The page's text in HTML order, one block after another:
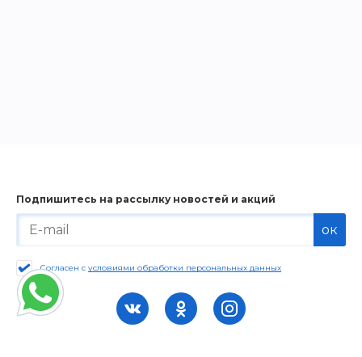
Подпишитесь на рассылку новостей и акций
ок
Согласен с условиями обработки персональных данных